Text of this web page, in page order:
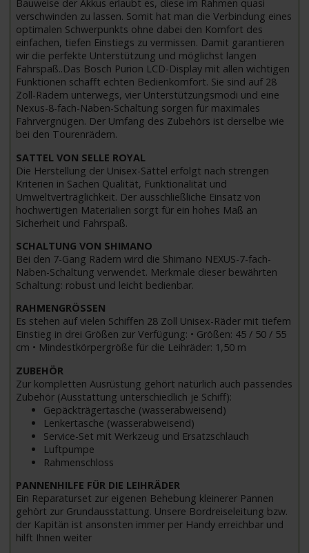
Bauweise der Akkus erlaubt es, diese im Rahmen quasi
verschwinden zu lassen. Somit hat man die Verbindung eines
optimalen Schwerpunkts ohne dabei den Komfort des
einfachen, tiefen Einstiegs zu vermissen. Damit garantieren
wir die perfekte Unterstützung und möglichst langen
Fahrspaß..Das Bosch Purion LCD-Display mit allen wichtigen
Funktionen schafft echten Bedienkomfort. Sie sind auf 28
Zoll-Rädern unterwegs, vier Unterstützungsmodi und eine
Nexus-8-fach-Naben-Schaltung sorgen für maximales
Fahrvergnügen. Der Umfang des Zubehörs ist derselbe wie
bei den Tourenrädern.
SATTEL VON SELLE ROYAL
Die Herstellung der Unisex-Sättel erfolgt nach strengen
Kriterien in Sachen Qualität, Funktionalität und
Umweltverträglichkeit. Der ausschließliche Einsatz von
hochwertigen Materialien sorgt für ein hohes Maß an
Sicherheit und Fahrspaß.
SCHALTUNG VON SHIMANO
Bei den 7-Gang Rädern wird die Shimano NEXUS-7-fach-
Naben-Schaltung verwendet. Merkmale dieser bewährten
Schaltung: robust und leicht bedienbar.
RAHMENGRÖSSEN
Es stehen auf vielen Schiffen 28 Zoll Unisex-Räder mit tiefem
Einstieg in drei Größen zur Verfügung: • Größen: 45 / 50 / 55
cm • Mindestkörpergröße für die Leihräder: 1,50 m
ZUBEHÖR
Zur kompletten Ausrüstung gehört natürlich auch passendes
Zubehör (Ausstattung unterschiedlich je Schiff):
Gepäckträgertasche (wasserabweisend)
Lenkertasche (wasserabweisend)
Service-Set mit Werkzeug und Ersatzschlauch
Luftpumpe
Rahmenschloss
PANNENHILFE FÜR DIE LEIHRÄDER
Ein Reparaturset zur eigenen Behebung kleinerer Pannen
gehört zur Grundausstattung. Unsere Bordreiseleitung bzw.
der Kapitän ist ansonsten immer per Handy erreichbar und
hilft Ihnen weiter